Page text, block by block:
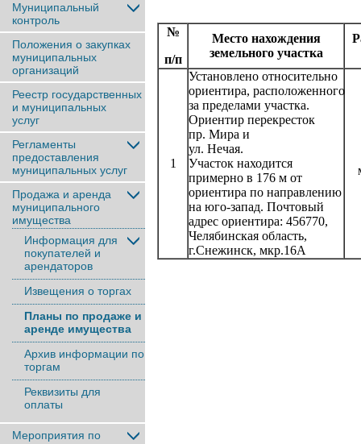
Муниципальный
контроль
Положения о закупках
муниципальных
организаций
Реестр государственных
и муниципальных
услуг
Регламенты
предоставления
муниципальных услуг
Продажа и аренда
муниципального
имущества
Информация для
покупателей и
арендаторов
Извещения о торгах
Планы по продаже и
аренде имущества
Архив информации по
торгам
Реквизиты для
оплаты
Мероприятия по
№
п/п
Место нахождения
земельного участка
1
Установлено относительно
ориентира, расположенного
за пределами участка.
Ориентир перекресток
пр. Мира и
ул. Нечая.
Участок находится
примерно в 176 м от
ориентира по направлению
на юго-запад. Почтовый
адрес ориентира: 456770,
Челябинская область,
г.Снежинск, мкр.16А